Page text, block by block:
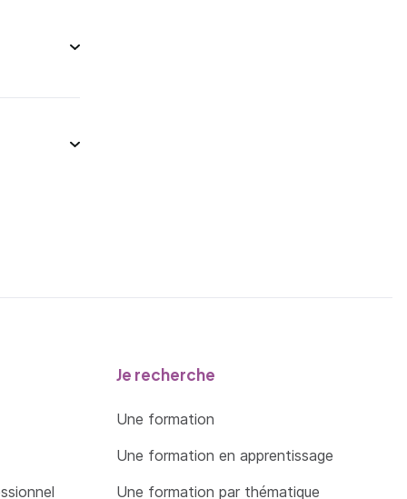
Je recherche
Une formation
Une formation en apprentissage
Une formation par thématique